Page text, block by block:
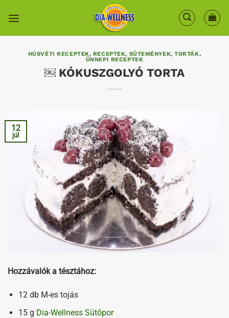
HÚSVÉTI RECEPTEK, RECEPTEK, SÜTEMÉNYEK,TORTÁK,
ÜNNEPI RECEPTEK
￼ KÓKUSZGOLYÓ TORTA
12
júl
Hozzávalók a tésztához:
12 db M-es tojás
15 g Dia-Wellness Sütőpor